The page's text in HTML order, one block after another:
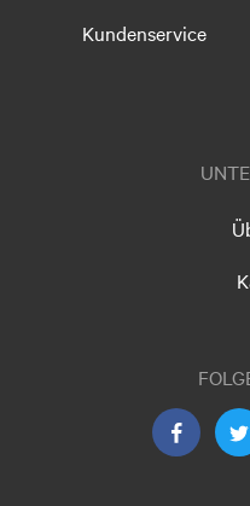
Kundenservice